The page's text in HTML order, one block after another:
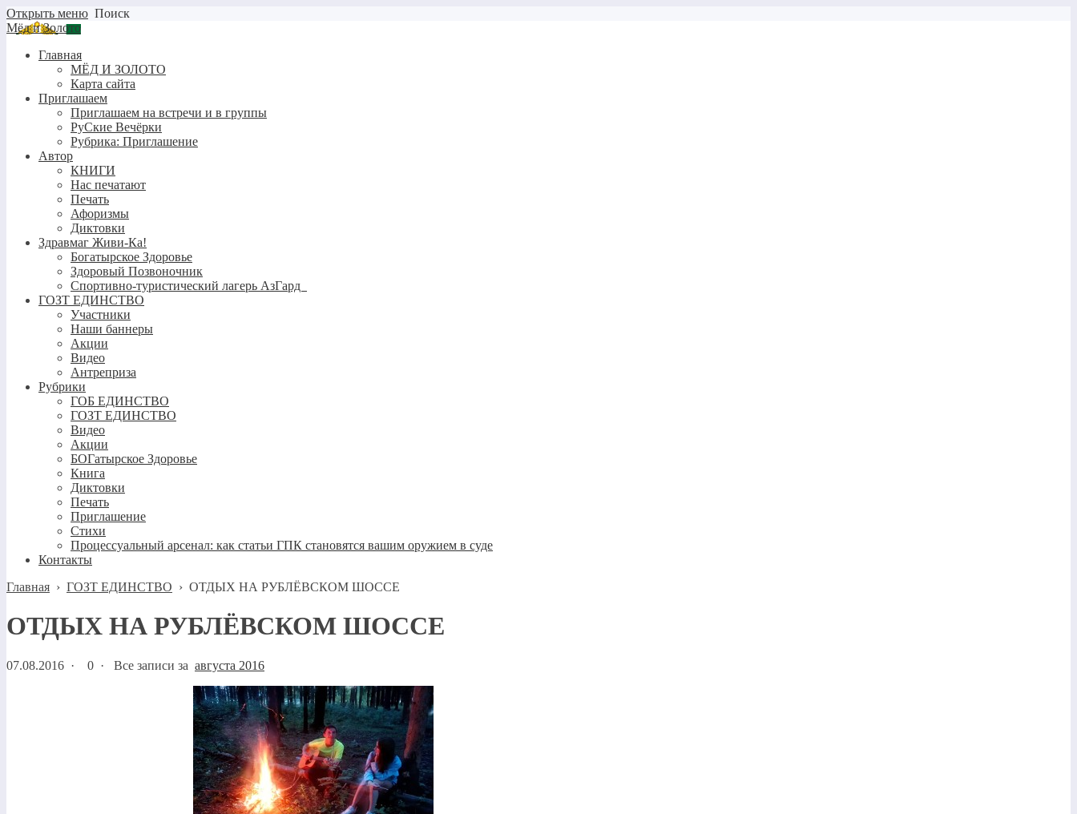
Открыть меню Поиск
Мёд и Золото
Главная
МЁД И ЗОЛОТО
Карта сайта
Приглашаем
Приглашаем на встречи и в группы
РуСкие Вечёрки
Рубрика: Приглашение
Автор
КНИГИ
Нас печатают
Печать
Афоризмы
Диктовки
Здравмаг Живи-Ка!
Богатырское Здоровье
Здоровый Позвоночник
Спортивно-туристический лагерь АзГард
ГОЗТ ЕДИНСТВО
Участники
Наши баннеры
Акции
Видео
Антреприза
Рубрики
ГОБ ЕДИНСТВО
ГОЗТ ЕДИНСТВО
Видео
Акции
БОГатырское Здоровье
Книга
Диктовки
Печать
Приглашение
Стихи
Процессуальный арсенал: как статьи ГПК становятся вашим оружием в суде
Контакты
Главная › ГОЗТ ЕДИНСТВО › ОТДЫХ НА РУБЛЁВСКОМ ШОССЕ
ОТДЫХ НА РУБЛЁВСКОМ ШОССЕ
07.08.2016 · 0 · Все записи за августа 2016